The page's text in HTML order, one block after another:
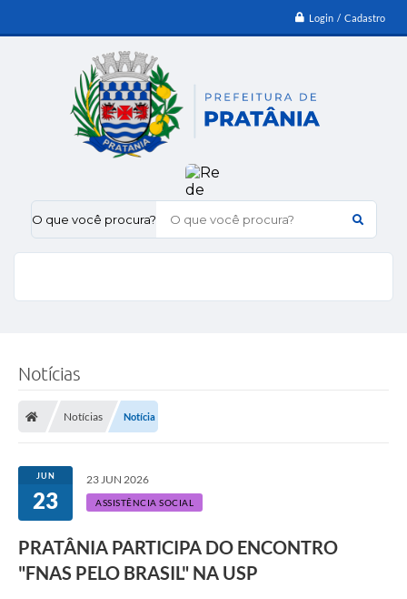
Login / Cadastro
O que você procura?
Notícias
Notícias Notícia
JUN
23
23 JUN 2026
ASSISTÊNCIA SOCIAL
PRATÂNIA PARTICIPA DO ENCONTRO
"FNAS PELO BRASIL" NA USP